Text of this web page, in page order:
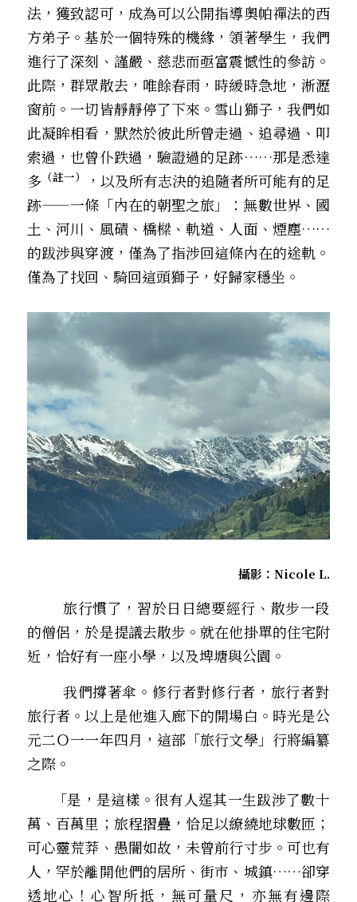
法，獲致認可，成為可以公開指導奧帕禪法的西
方弟子。基於一個特殊的機緣，領著學生，我們
進行了深刻、謹嚴、慈悲而亟富震憾性的參訪。
此際，群眾散去，唯餘春雨，時緩時急地，淅瀝
窗前。一切皆靜靜停了下來。雪山獅子，我們如
此凝眸相看，默然於彼此所曾走過、追尋過、叩
索過，也曾仆跌過，驗證過的足跡……那是悉達
多 （註一）
，以及所有志決的追隨者所可能有的足
跡——一條「內在的朝聖之旅」：無數世界、國
土、河川、風磧、橋樑、軌道、人面、煙塵……
的跋涉與穿渡，僅為了指涉回這條內在的途軌。
僅為了找回、騎回這頭獅子，好歸家穩坐。
攝影：Nicole L.
的僧侶，於是提議去散步。就在他掛單的住宅附
近，恰好有一座小學，以及埤塘與公園。
旅行者。以上是他進入廊下的開場白。時光是公
元二Ｏ一一年四月，這部「旅行文學」行將編纂
之際。
萬、百萬里；旅程摺疊，恰足以繚繞地球數匝；
可心靈荒莽、愚闇如故，未曾前行寸步。可也有
人，罕於離開他們的居所、街市、城鎮……卻穿
透地心！心智所抵，無可量尺，亦無有邊際